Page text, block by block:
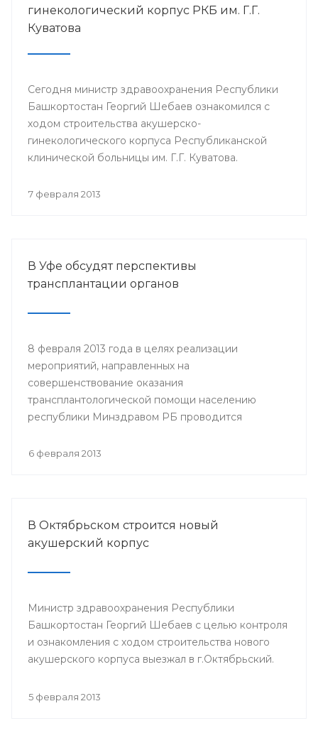
гинекологический корпус РКБ им. Г.Г.
Куватова
Сегодня министр здравоохранения Республики
Башкортостан Георгий Шебаев ознакомился с
ходом строительства акушерско-
гинекологического корпуса Республиканской
клинической больницы им. Г.Г. Куватова.
7 февраля 2013
В Уфе обсудят перспективы
трансплантации органов
8 февраля 2013 года в целях реализации
мероприятий, направленных на
совершенствование оказания
трансплантологической помощи населению
республики Минздравом РБ проводится
конференция «Перспективы донорства и
6 февраля 2013
В Октябрьском строится новый
акушерский корпус
Министр здравоохранения Республики
Башкортостан Георгий Шебаев с целью контроля
и ознакомления с ходом строительства нового
акушерского корпуса выезжал в г.Октябрьский.
5 февраля 2013